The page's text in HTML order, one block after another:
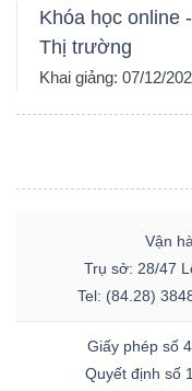
Khóa học online
Thị trường
Khai giảng: 07/12/
Vận
Trụ sở: 28/47
Tel: (84.28)
Giấy phép số
Quyết định số